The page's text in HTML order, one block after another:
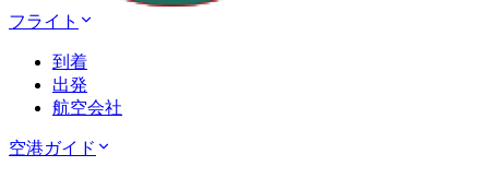
フライト
到着
出発
航空会社
空港ガイド